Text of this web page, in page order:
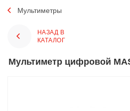
Мультиметры
НАЗАД В
КАТАЛОГ
Мультиметр цифровой